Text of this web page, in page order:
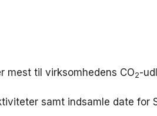
til virksomhedens CO2-
samt indsamle date for